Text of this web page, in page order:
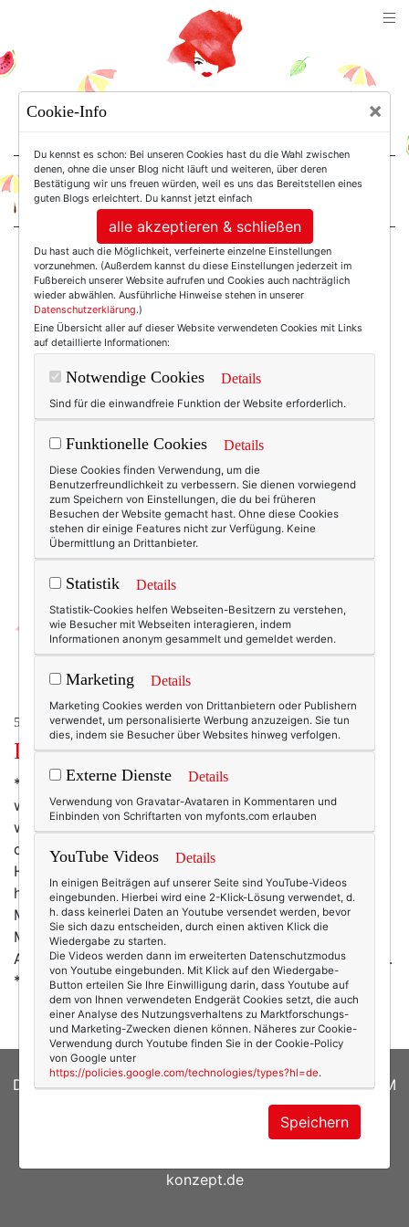
For Women. Not Girls.
Einträge mit dem
Tag: Abercrombie &
Fitch
50+ LIFESTYLE
Dienstagsschnipsel.
* Wenn schon, denn schon! Bzw: warum nur ein Blog,
wenn man doch gleich neun haben kann. Auf
www.vogue.de/blog schreiben diverse Autoren zu
diversen Themen - von Schmuck über Beauty bis zur
Haarklammer und Hosenbeinweite ... * Selbstgebastelt
heißt jetzt DIY - und Dawanda gibt dafür ein extra
Magazin heraus: LoveMag. Für 4,30 Euro gibt es jede
Menge Produktvorstellungen, zumindest in der ersten
Ausgabe, die man online kostenlos durchblättern kann.
* In zwei Monaten plus ein Tag ist… mehr
DATENSCHUTZERKLÄRUNG|COOKIES|IMPRESSUM
| Susanne Ackstaller
konzept.de
Cookie-Info ×
Du kennst es schon: Bei unseren Cookies hast du die Wahl zwischen
denen, ohne die unser Blog nicht läuft und weiteren, über deren
Bestätigung wir uns freuen würden, weil es uns das Bereitstellen eines
guten Blogs erleichtert. Du kannst jetzt einfach
alle akzeptieren & schließen
Du hast auch die Möglichkeit, verfeinerte einzelne Einstellungen
vorzunehmen. (Außerdem kannst du diese Einstellungen jederzeit im
Fußbereich unserer Website aufrufen und Cookies auch nachträglich
wieder abwählen. Ausführliche Hinweise stehen in unserer
Datenschutzerklärung.)
Eine Übersicht aller auf dieser Website verwendeten Cookies mit Links
auf detaillierte Informationen:
Notwendige Cookies Details
Sind für die einwandfreie Funktion der Website erforderlich.
Funktionelle Cookies Details
Diese Cookies finden Verwendung, um die
Benutzerfreundlichkeit zu verbessern. Sie dienen vorwiegend
zum Speichern von Einstellungen, die du bei früheren
Besuchen der Website gemacht hast. Ohne diese Cookies
stehen dir einige Features nicht zur Verfügung. Keine
Übermittlung an Drittanbieter.
Statistik Details
Statistik-Cookies helfen Webseiten-Besitzern zu verstehen,
wie Besucher mit Webseiten interagieren, indem
Informationen anonym gesammelt und gemeldet werden.
Marketing Details
Marketing Cookies werden von Drittanbietern oder Publishern
verwendet, um personalisierte Werbung anzuzeigen. Sie tun
dies, indem sie Besucher über Websites hinweg verfolgen.
Externe Dienste Details
Verwendung von Gravatar-Avataren in Kommentaren und
Einbinden von Schriftarten von myfonts.com erlauben
YouTube Videos Details
In einigen Beiträgen auf unserer Seite sind YouTube-Videos
eingebunden. Hierbei wird eine 2-Klick-Lösung verwendet, d.
h. dass keinerlei Daten an Youtube versendet werden, bevor
Sie sich dazu entscheiden, durch einen aktiven Klick die
Wiedergabe zu starten.
Die Videos werden dann im erweiterten Datenschutzmodus
von Youtube eingebunden. Mit Klick auf den Wiedergabe-
Button erteilen Sie Ihre Einwilligung darin, dass Youtube auf
dem von Ihnen verwendeten Endgerät Cookies setzt, die auch
einer Analyse des Nutzungsverhaltens zu Marktforschungs-
und Marketing-Zwecken dienen können. Näheres zur Cookie-
Verwendung durch Youtube finden Sie in der Cookie-Policy
von Google unter
https://policies.google.com/technologies/types?hl=de.
Speichern